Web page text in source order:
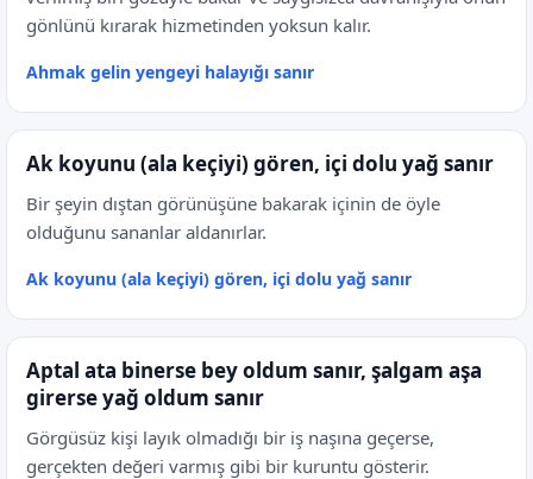
gönlünü kırarak hizmetinden yoksun kalır.
Ahmak gelin yengeyi halayığı sanır
Ak koyunu (ala keçiyi) gören, içi dolu yağ sanır
Bir şeyin dıştan görünüşüne bakarak içinin de öyle
olduğunu sananlar aldanırlar.
Ak koyunu (ala keçiyi) gören, içi dolu yağ sanır
Aptal ata binerse bey oldum sanır, şalgam aşa
girerse yağ oldum sanır
Görgüsüz kişi layık olmadığı bir iş naşına geçerse,
gerçekten değeri varmış gibi bir kuruntu gösterir.